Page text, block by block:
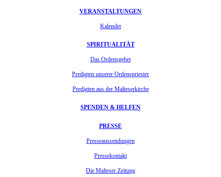
VERANSTALTUNGEN
Kalender
SPIRITUALITÄT
Das Ordensgebet
Predigten unserer Ordenspriester
Predigten aus der Malteserkirche
SPENDEN & HELFEN
PRESSE
Presseaussendungen
Pressekontakt
Die Malteser Zeitung